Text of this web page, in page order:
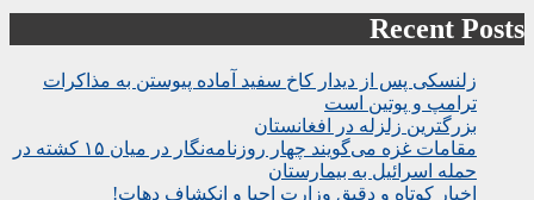
Recent Posts
زلنسکی پس از دیدار کاخ سفید آماده پیوستن به مذاکرات
ترامپ و پوتین است
بزرگترین زلزله در افغانستان
مقامات غزه می‌گویند چهار روزنامه‌نگار در میان ۱۵ کشته در
حمله اسرائیل به بیمارستان
اخبار کوتاه و دقیق وزارت احیا و انکشاف دهات!